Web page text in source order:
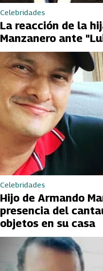
Celebridades
La reacción de la
Manzanero ante
Celebridades
Hijo de Armando
presencia del
objetos en su casa